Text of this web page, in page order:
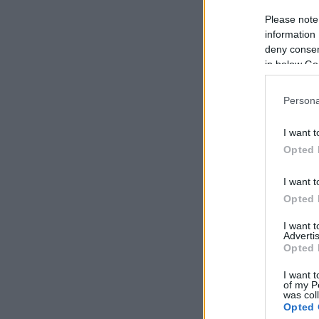
Please
information
deny
in below
I want
Opted
I want
Opted
I want
Opted
I want
of my
was
Opted